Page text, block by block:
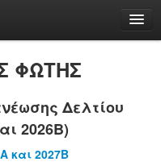
ΦΩΤΗΣ
Δελτίου
2026B)
και 2027B